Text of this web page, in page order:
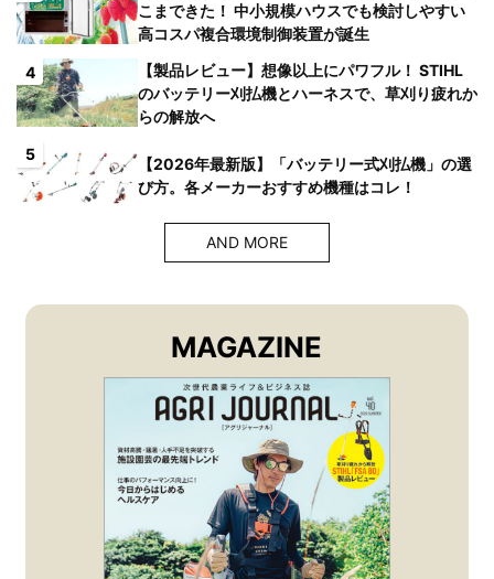
こまできた！ 中小規模ハウスでも検討しやすい
高コスパ複合環境制御装置が誕生
4
【製品レビュー】想像以上にパワフル！ STIHL
のバッテリー刈払機とハーネスで、草刈り疲れか
らの解放へ
5
【2026年最新版】「バッテリー式刈払機」の選
び方。各メーカーおすすめ機種はコレ！
AND MORE
MAGAZINE